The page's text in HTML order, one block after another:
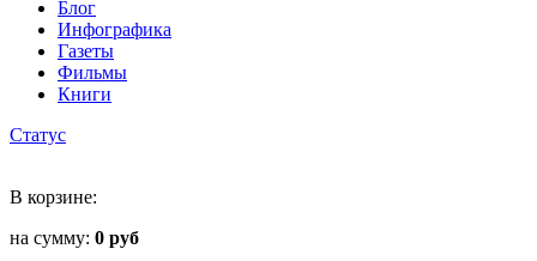
Блог
Инфографика
Газеты
Фильмы
Книги
Статус
В корзине:
на сумму: 0 руб